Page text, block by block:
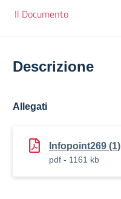
Il Documento
Descrizione
Allegati
Infopoint269 (1)
pdf - 1161 kb